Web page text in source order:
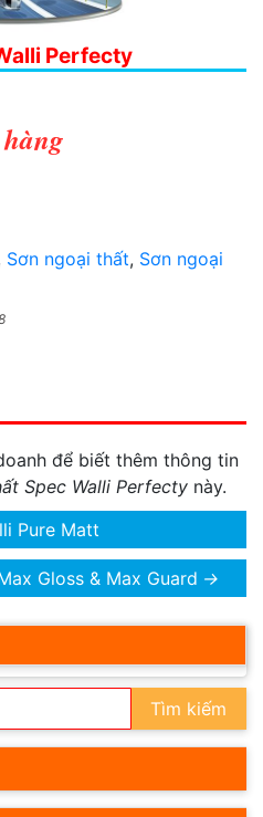
Perfecty
Sơn ngoại thất, Sơn ngoại
để biết thêm thông tin
Spec Walli Perfecty này.
Pure Matt
Gloss & Max Guard →
Tìm kiếm